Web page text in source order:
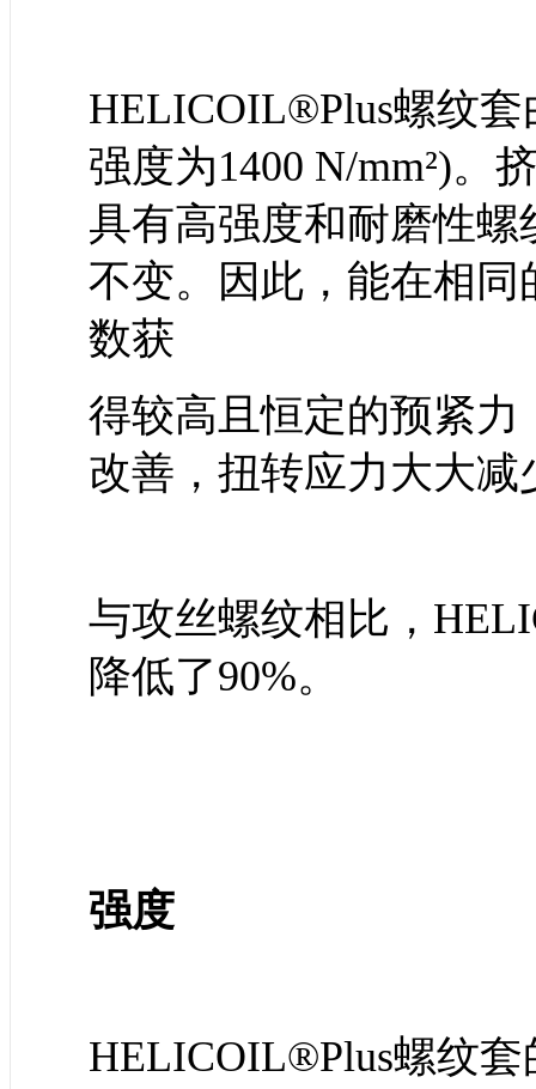
HELICOIL®Plus螺纹
强度为1400 N/mm²)。
具有高强度和耐磨性
不变。因此，能在相
数获
得较高且恒定的预紧
改善，扭转应力大大减
与攻丝螺纹相比，
降低了90%。
强度
HELICOIL®Plus螺纹